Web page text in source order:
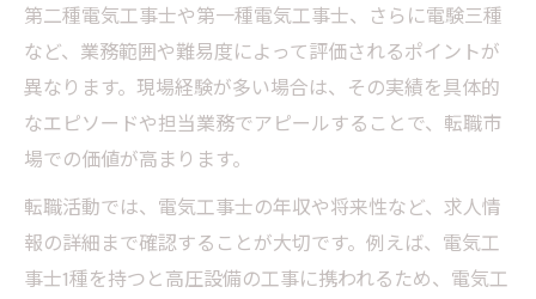
第二種電気工事士や第一種電気工事士、さらに電験三種
など、業務範囲や難易度によって評価されるポイントが
異なります。現場経験が多い場合は、その実績を具体的
なエピソードや担当業務でアピールすることで、転職市
場での価値が高まります。
転職活動では、電気工事士の年収や将来性など、求人情
報の詳細まで確認することが大切です。例えば、電気工
事士1種を持つと高圧設備の工事に携われるため、電気工